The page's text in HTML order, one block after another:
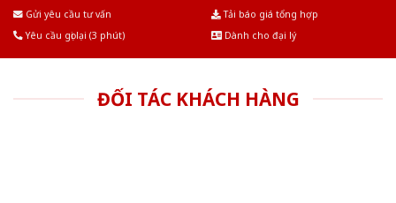
Gửi yêu cầu tư vấn
Tải báo giá tổng hợp
Yêu cầu gọi lại (3 phút)
Dành cho đại lý
ĐỐI TÁC KHÁCH HÀNG